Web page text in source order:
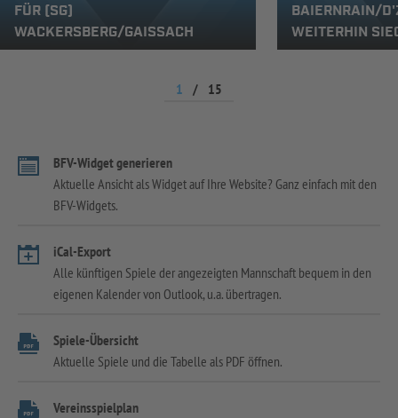
FÜR (SG)
WACKERSBERG/GAISSACH
BAIERNRAIN/
WEITERHIN
1 / 15
BFV-Widget generieren
Aktuelle Ansicht als Widget auf Ihre Website? Ganz einfach mit den
BFV-Widgets.
iCal-Export
Alle künftigen Spiele der angezeigten Mannschaft bequem in den
eigenen Kalender von Outlook, u.a. übertragen.
Spiele-Übersicht
Aktuelle Spiele und die Tabelle als PDF öffnen.
Vereinsspielplan